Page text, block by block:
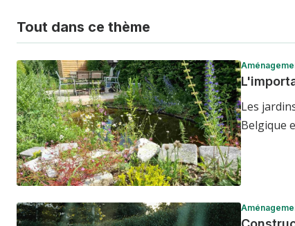
Tout dans ce thème
Les
Belgique